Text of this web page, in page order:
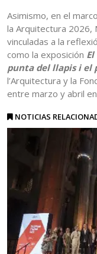
Asimismo, en el
la Arquitectura 2026,
vinculadas a la
como la exposición
punta del llapis i el
l’Arquitectura y la
entre marzo y abril
NOTICIAS